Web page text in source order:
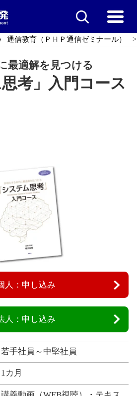
通信教育（ＰＨＰ通信ゼミナール）
最適解を見つける
思考」入門コース
人：申し込み
人：申し込み
若手社員～中堅社員
1カ月